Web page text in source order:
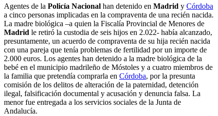
Agentes de la Policía Nacional han detenido en Madrid y Córdoba
a cinco personas implicadas en la compraventa de una recién nacida.
La madre biológica –a quien la Fiscalía Provincial de Menores de
Madrid le retiró la custodia de seis hijos en 2.022- había alcanzado,
presuntamente, un acuerdo de compraventa de su hija recién nacida
con una pareja que tenía problemas de fertilidad por un importe de
2.000 euros. Los agentes han detenido a la madre biológica de la
bebé en el municipio madrileño de Móstoles y a cuatro miembros de
la familia que pretendía comprarla en Córdoba, por la presunta
comisión de los delitos de alteración de la paternidad, detención
ilegal, falsificación documental y acusación y denuncia falsa. La
menor fue entregada a los servicios sociales de la Junta de
Andalucía.